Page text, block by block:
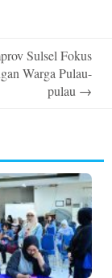
Sulsel Fokus
Warga Pulau-
pulau →